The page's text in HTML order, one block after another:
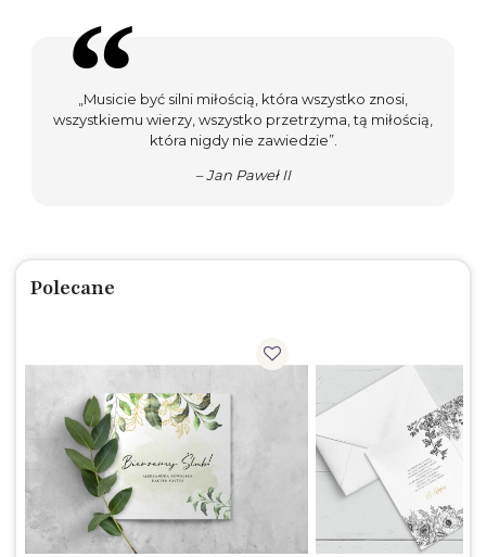
„Musicie być silni miłością, która wszystko znosi,
wszystkiemu wierzy, wszystko przetrzyma, tą miłością,
która nigdy nie zawiedzie”.
– Jan Paweł II
Polecane